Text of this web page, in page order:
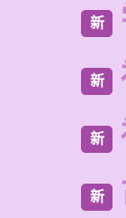
新
新
新
新